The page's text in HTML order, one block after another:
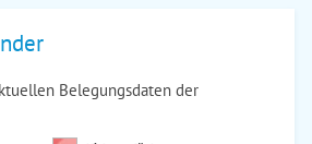
Belegungsdaten der